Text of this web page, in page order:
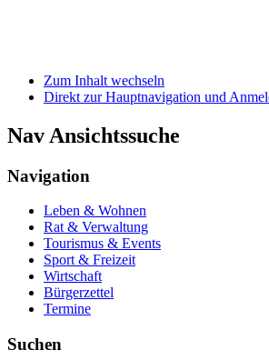
Zum Inhalt wechseln
Direkt zur Hauptnavigation und
Nav Ansichtssuche
Navigation
Leben & Wohnen
Rat & Verwaltung
Tourismus & Events
Sport & Freizeit
Wirtschaft
Bürgerzettel
Termine
Suchen